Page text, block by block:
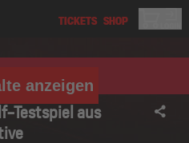
anzeigen
Testspiel aus